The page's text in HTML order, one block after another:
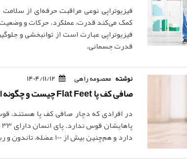
فیزیوتراپی نوعی مراقبت حرفه‌ای از
کمک می‌کند قدرت، عملکرد، حرکات و
فیزیوتراپی عبارت است از توانبخشی و
قدرت جسمانی.
نوشته معصومه راهی 1404/11/12
صافی کف پا Flat Feet چیست و چگونه ایجاد می‌شود
در افرادی که دچار صافی کف پا هستند،
دارد و هم‌چنین بیش از 100 عضله، تاندون و رباط دارد.